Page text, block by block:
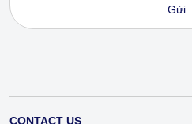
CONTACT US